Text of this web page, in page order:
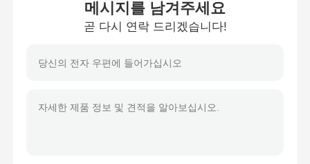
메시지를 남겨주세요
곧 다시 연락 드리겠습니다!